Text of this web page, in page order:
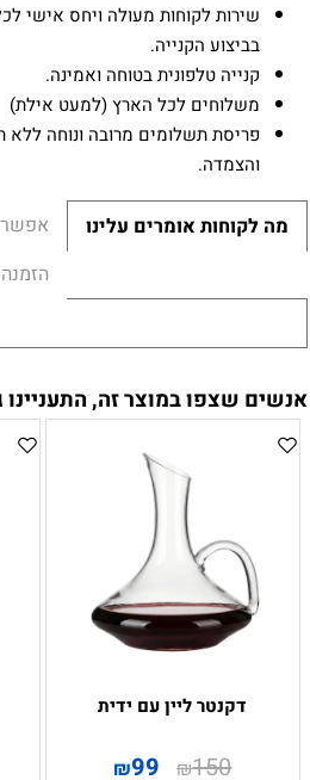
שירות לקוחות מעולה ויחס אישי
בביצוע הקנייה.
קנייה טלפונית בטוחה ואמינה.
משלוחים לכל הארץ (למעט אילת)
פריסת תשלומים מרובה ונוחה ללא
והצמדה.
מה לקוחות אומרים עלינו
אנשים שצפו במוצר זה, התעניינו
דקנטר ליין עם ידית
₪150
₪99